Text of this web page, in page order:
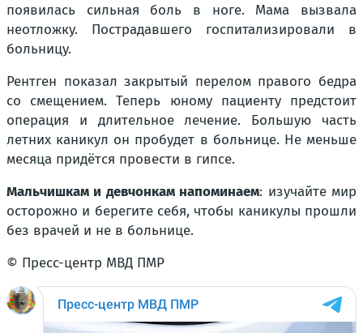
появилась сильная боль в ноге. Мама вызвала
неотложку. Пострадавшего госпитализировали в
больницу.
Рентген показал закрытый перелом правого бедра
со смещением. Теперь юному пациенту предстоит
операция и длительное лечение. Большую часть
летних каникул он пробудет в больнице. Не меньше
месяца придётся провести в гипсе.
Мальчишкам и девчонкам напоминаем: изучайте мир
осторожно и берегите себя, чтобы каникулы прошли
без врачей и не в больнице.
© Пресс-центр МВД ПМР